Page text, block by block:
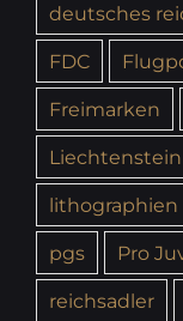
deutsches
FDC
Freimarken
Liechtenstein
lithographien
pgs
Pro
reichsadler